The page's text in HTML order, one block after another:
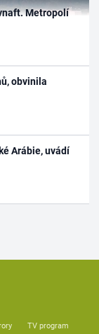
Metropolí
obvinila
Arábie, uvádí
TV program